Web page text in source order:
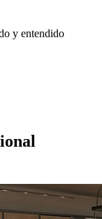
y entendido